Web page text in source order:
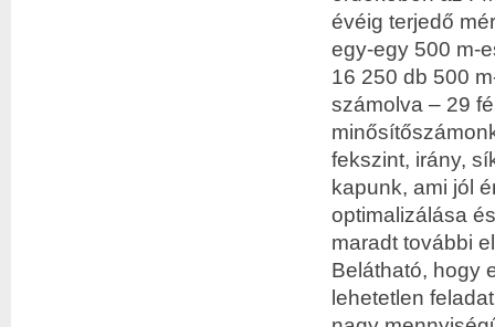
évéig terjedő
egy-egy 500 m-
16 250 db 500
számolva – 29
fekszint, irány,
kapunk, ami jól
optimalizálása
maradt további
Belátható, hogy
lehetetlen